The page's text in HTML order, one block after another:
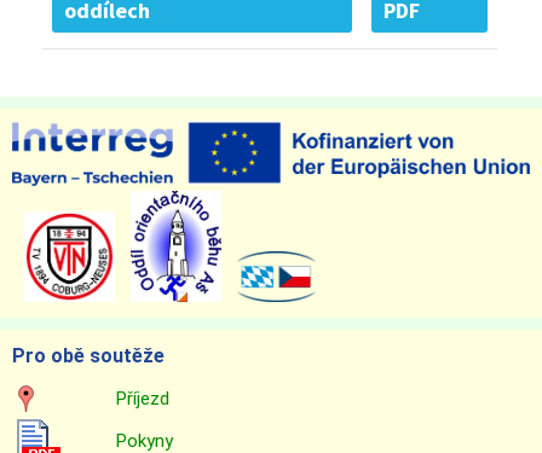
oddílech
PDF
Pro obě soutěže
Příjezd
Pokyny